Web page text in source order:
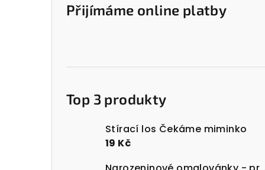
Přijímáme online platby
Top 3 produkty
Stírací los Čekáme miminko
19 Kč